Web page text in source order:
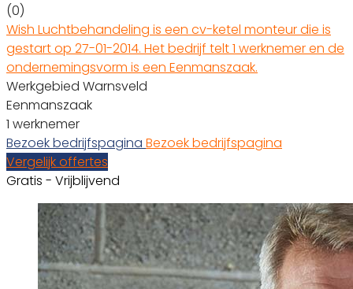
(0)
Wish Luchtbehandeling is een cv-ketel monteur die is
gestart op 27-01-2014. Het bedrijf telt 1 werknemer en de
ondernemingsvorm is een Eenmanszaak.
Werkgebied Warnsveld
Eenmanszaak
1 werknemer
Bezoek bedrijfspagina Bezoek bedrijfspagina
Vergelijk offertes
Gratis - Vrijblijvend